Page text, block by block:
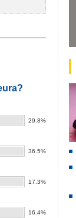
29.8%
36.5%
17.3%
16.4%